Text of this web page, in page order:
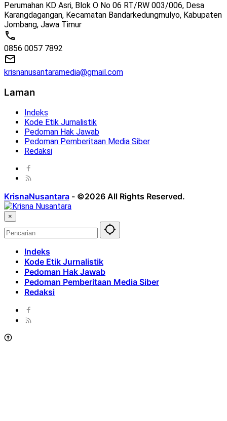
Perumahan KD Asri, Blok O No 06 RT/RW 003/006, Desa
Karangdagangan, Kecamatan Bandarkedungmulyo, Kabupaten
Jombang, Jawa Timur
0856 0057 7892
krisnanusantaramedia@gmail.com
Laman
Indeks
Kode Etik Jurnalistik
Pedoman Hak Jawab
Pedoman Pemberitaan Media Siber
Redaksi
KrisnaNusantara - ©2026 All Rights Reserved.
×
Indeks
Kode Etik Jurnalistik
Pedoman Hak Jawab
Pedoman Pemberitaan Media Siber
Redaksi